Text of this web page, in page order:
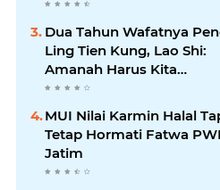
Dua Tahun Wafatnya
Ling Tien Kung, Lao Shi:
Amanah Harus Kita
Laksanakan!
MUI Nilai Karmin Halal
Tetap Hormati Fatwa
Jatim